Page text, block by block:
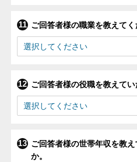
ご回答者様の職業を教えてく
ご回答者様の役職を教えてい
ご回答者様の世帯年収を教
か。